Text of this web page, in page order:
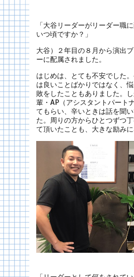
「大谷リーダーがリーダー職
いつ頃ですか？」
大谷）２年目の８月から演出
ーに配属されました。
はじめは、とても不安でした
は良いことばかりではなく、
敗をしたこともありました。
輩・AP（アシスタントパート
てもらい、辛いときは話を聞
た。周りの方からひとつずつ
て頂いたことも、大きな励みに